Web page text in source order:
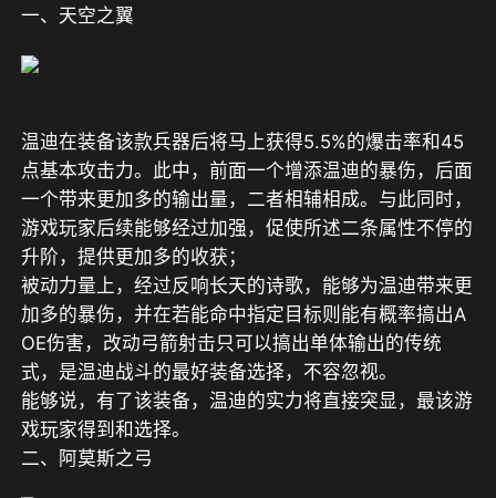
一、天空之翼
温迪在装备该款兵器后将马上获得5.5%的爆击率和45
点基本攻击力。此中，前面一个增添温迪的暴伤，后面
一个带来更加多的输出量，二者相辅相成。与此同时，
游戏玩家后续能够经过加强，促使所述二条属性不停的
升阶，提供更加多的收获；
被动力量上，经过反响长天的诗歌，能够为温迪带来更
加多的暴伤，并在若能命中指定目标则能有概率搞出A
OE伤害，改动弓箭射击只可以搞出单体输出的传统
式，是温迪战斗的最好装备选择，不容忽视。
能够说，有了该装备，温迪的实力将直接突显，最该游
戏玩家得到和选择。
二、阿莫斯之弓